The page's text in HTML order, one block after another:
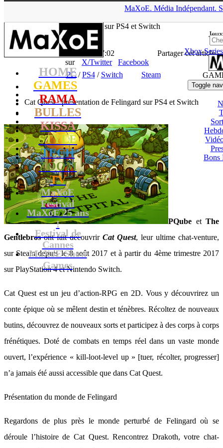
MaXoE. Média Indépendant.
HOME
GAMES
RAMA
BULLES
KISSA
STYLE
TECH
ZOOM
TV
MaXoE
Festival
MaXoE 25 ans
!
Festival de
Cannes
MaXoE Show
Games
Jeux
Xbox
Toggle
Bons
de Felingard sur PS4 et Switch
- 12.10.17, 17:02
Partager cet article
sur
X/Twitter
Facebook
PC/PS4/ Switch Steam
Cat Quest : présentation de Felingard sur PS4 et Switch
PQube et The
Gentlebrosont fait découvrir Cat Quest, leur ultime chat-venture,
sur Steam depuis le 8 août 2017 et à partir du 4ème trimestre 2017
sur PlayStation 4 et Nintendo Switch.
Cat Quest est un jeu d’action-RPG en 2D. Vous y découvrirez un
conte épique où se mêlent destin et ténèbres. Récoltez de nouveaux
butins, découvrez de nouveaux sorts et participez à des corps à corps
frénétiques. Doté de combats en temps réel dans un vaste monde
ouvert, l’expérience « kill-loot-level up » [tuer, récolter, progresser]
n’a jamais été aussi accessible que dans Cat Quest.
Présentation du monde de Felingard
Regardons de plus près le monde perturbé de Felingard où se
déroule l’histoire de Cat Quest. Rencontrez Drakoth, votre chat-